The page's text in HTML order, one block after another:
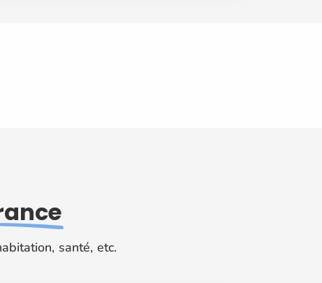
santé, etc.